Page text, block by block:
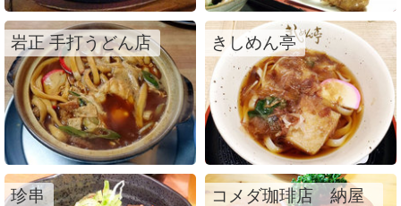
岩正 手打うどん店 きしめん亭
珍串
コメダ珈琲店 納屋